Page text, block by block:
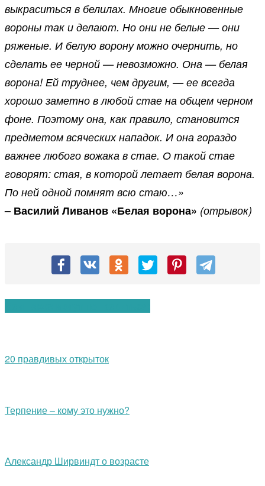
выкраситься в белилах. Многие обыкновенные
вороны так и делают. Но они не белые — они
ряженые. И белую ворону можно очернить, но
сделать ее черной — невозможно. Она — белая
ворона! Ей труднее, чем другим, — ее всегда
хорошо заметно в любой стае на общем черном
фоне. Поэтому она, как правило, становится
предметом всяческих нападок. И она гораздо
важнее любого вожака в стае. О такой стае
говорят: стая, в которой летает белая ворона.
По ней одной помнят всю стаю…»
– Василий Ливанов «Белая ворона» (отрывок)
20 правдивых открыток
Терпение – кому это нужно?
Александр Ширвиндт о возрасте